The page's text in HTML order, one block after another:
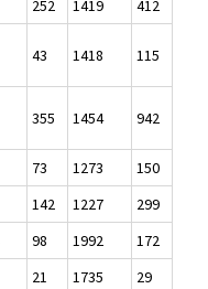
252 1419
412
43 1418 115
355 1454 942
73 1273
150
142 1227
299
98 1992
172
21 1735 29